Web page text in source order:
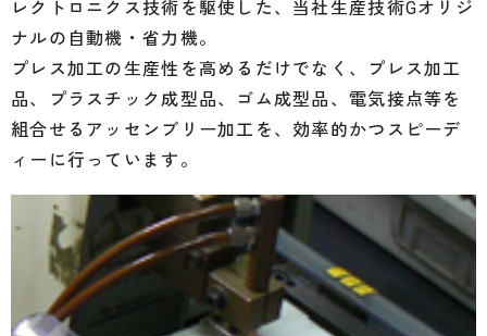
レクトロニクス技術を駆使した、当社生産技術Gオリジ
ナルの自動機・省力機。
プレス加工の生産性を高めるだけでなく、プレス加工
品、プラスチック成型品、ゴム成型品、電気接点等を
組合せるアッセンブリー加工を、効率的かつスピーデ
ィーに行っています。